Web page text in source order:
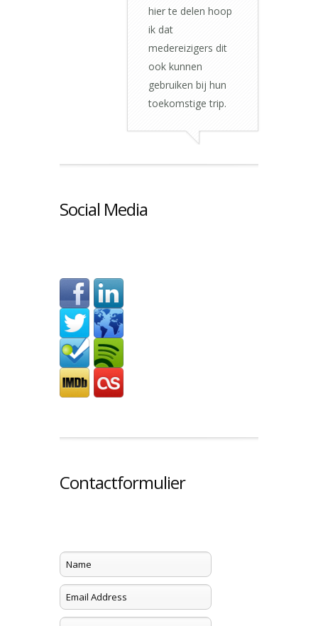
hier te delen hoop
ik dat
medereizigers dit
ook kunnen
gebruiken bij hun
toekomstige trip.
Social Media
Contactformulier